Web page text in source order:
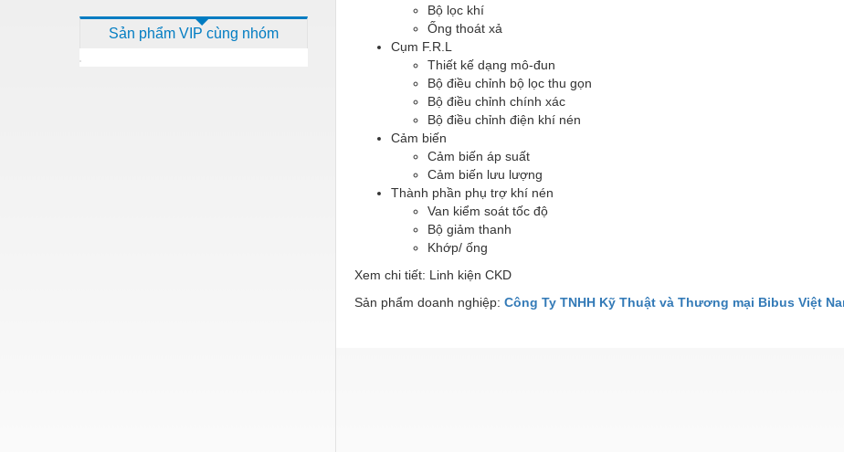
Dịch vụ - Thi công
Sản phẩm VIP cùng nhóm
Bộ lọc khí
Ống thoát xả
Cụm F.R.L
Thiết kế dạng mô-đun
Bộ điều chỉnh bộ lọc thu gọn
Bộ điều chỉnh chính xác
Bộ điều chỉnh điện khí nén
Cảm biến
Cảm biến áp suất
Cảm biến lưu lượng
Thành phần phụ trợ khí nén
Van kiểm soát tốc độ
Bộ giảm thanh
Khớp/ ống
Xem chi tiết: Linh kiện CKD
Sản phẩm doanh nghiệp: Công Ty TNHH Kỹ Thuật và Thương mại Bibus Việt